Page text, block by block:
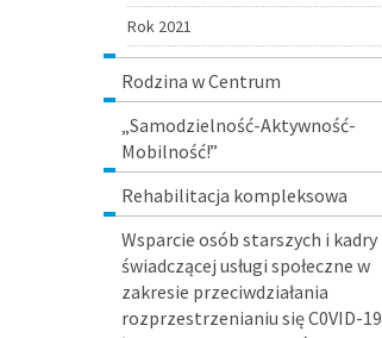
Rok 2021
Rodzina w Centrum
„Samodzielność-Aktywność-
Mobilność!”
Rehabilitacja kompleksowa
Wsparcie osób starszych i kadry
świadczącej usługi społeczne w
zakresie przeciwdziałania
rozprzestrzenianiu się C0VID-